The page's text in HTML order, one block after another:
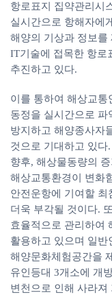
항로표지 집약관리시
실시간으로 항해자에
해양의 기상과 정보를
IT기술에 접목한 항로
추진하고 있다.
이를 통하여 해상교
동정을 실시간으로 파
방지하고 해양종사자
것으로 기대하고 있다.
향후, 해상물동량의
해상교통환경이 변화
안전운항에 기여할 최
더욱 부각될 것이다.
효율적으로 관리하여
활용하고 있으며 일반
해양문화체험공간을
유인등대 3개소에 개
변천으로 인해 사라져